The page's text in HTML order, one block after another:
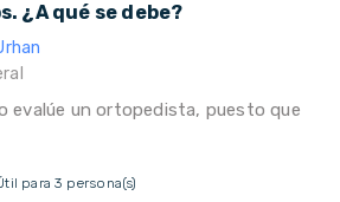
¿A qué se debe?
evalúe un ortopedista, puesto que
para 3 persona(s)